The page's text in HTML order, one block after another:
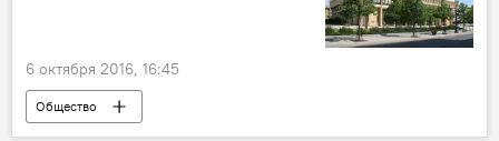
6 октября 2016, 16:45
Общество